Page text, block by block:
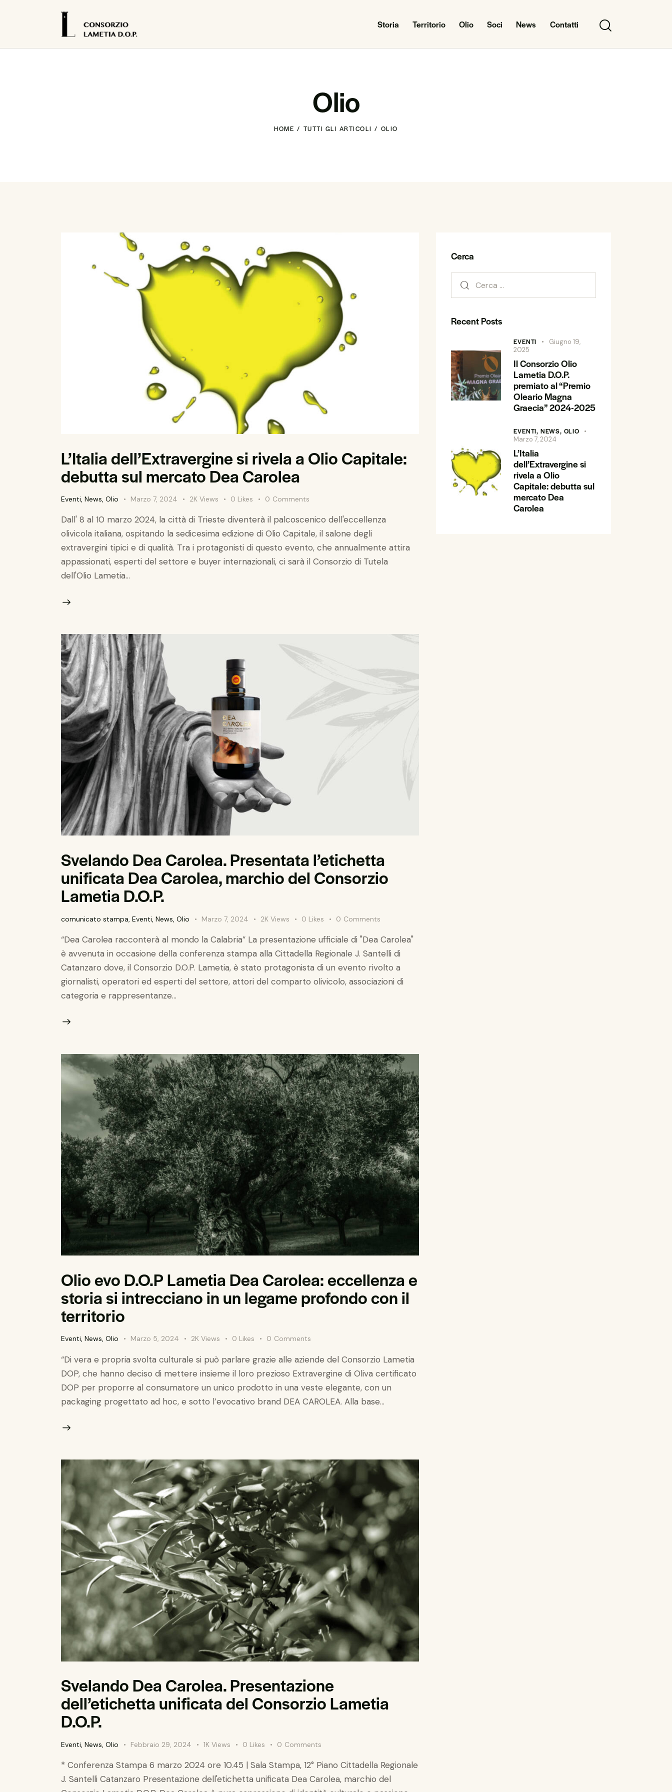
Storia Territorio Olio Soci News Contatti
Olio
HOME TUTTI GLI ARTICOLI OLIO
L’Italia dell’Extravergine si rivela a Olio Capitale:
debutta sul mercato Dea Carolea
Eventi, News, Olio Marzo 7, 2024 2K Views 0 Likes 0 Comments
Dall' 8 al 10 marzo 2024, la città di Trieste diventerà il palcoscenico dell'eccellenza
olivicola italiana, ospitando la sedicesima edizione di Olio Capitale, il salone degli
extravergini tipici e di qualità. Tra i protagonisti di questo evento, che annualmente attira
appassionati, esperti del settore e buyer internazionali, ci sarà il Consorzio di Tutela
dell'Olio Lametia…
Svelando Dea Carolea. Presentata l’etichetta
unificata Dea Carolea, marchio del Consorzio
Lametia D.O.P.
comunicato stampa, Eventi, News, Olio Marzo 7, 2024 2K Views 0 Likes 0 Comments
“Dea Carolea racconterà al mondo la Calabria” La presentazione ufficiale di "Dea Carolea"
è avvenuta in occasione della conferenza stampa alla Cittadella Regionale J. Santelli di
Catanzaro dove, il Consorzio D.O.P. Lametia, è stato protagonista di un evento rivolto a
giornalisti, operatori ed esperti del settore, attori del comparto olivicolo, associazioni di
categoria e rappresentanze…
Olio evo D.O.P Lametia Dea Carolea: eccellenza e
storia si intrecciano in un legame profondo con il
territorio
Eventi, News, Olio Marzo 5, 2024 2K Views 0 Likes 0 Comments
“Di vera e propria svolta culturale si può parlare grazie alle aziende del Consorzio Lametia
DOP, che hanno deciso di mettere insieme il loro prezioso Extravergine di Oliva certificato
DOP per proporre al consumatore un unico prodotto in una veste elegante, con un
packaging progettato ad hoc, e sotto l’evocativo brand DEA CAROLEA. Alla base…
Svelando Dea Carolea. Presentazione
dell’etichetta unificata del Consorzio Lametia
D.O.P.
Eventi, News, Olio Febbraio 29, 2024 1K Views 0 Likes 0 Comments
* Conferenza Stampa 6 marzo 2024 ore 10.45 | Sala Stampa, 12° Piano Cittadella Regionale
J. Santelli Catanzaro Presentazione dell'etichetta unificata Dea Carolea, marchio del
Cerca
Recent Posts
EVENTI
Giugno 19,
2025
Il Consorzio Olio
Lametia D.O.P.
premiato al “Premio
Oleario Magna
Graecia” 2024-2025
EVENTI, NEWS, OLIO
Marzo 7, 2024
L’Italia
dell’Extravergine si
rivela a Olio
Capitale: debutta sul
mercato Dea
Carolea